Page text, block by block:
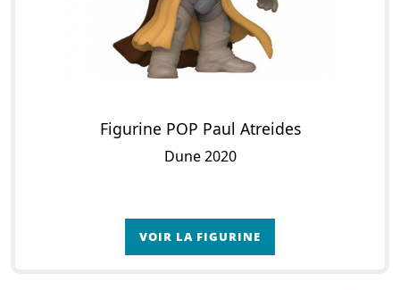
Figurine POP Paul Atreides
Dune 2020
VOIR LA FIGURINE